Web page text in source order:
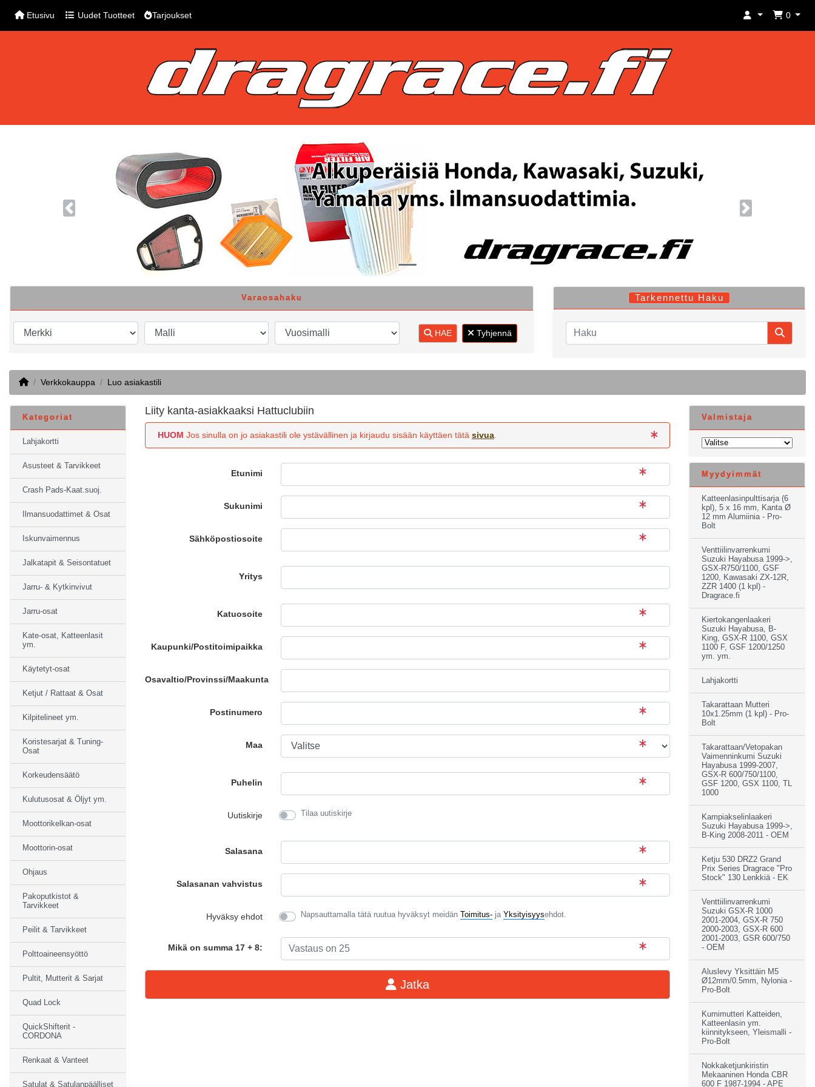
Etusivu Uudet Tuotteet Tarjoukset 0
Previous Next
Varaosahaku
HAE Tyhjennä
Tarkennettu Haku
HomeVerkkokauppa Luo asiakastili
Liity kanta-asiakkaaksi Hattuclubiin
HUOM Jos sinulla on jo asiakastili ole ystävällinen ja kirjaudu sisään käyttäen tätä sivua
Etunimi
Sukunimi
Sähköpostiosoite
Yritys
Katuosoite
Kaupunki/Postitoimipaikka
Osavaltio/Provinssi/Maakunta
Postinumero
Maa
Puhelin
Uutiskirje Tilaa uutiskirje
Salasana
Salasanan vahvistus
Hyväksy ehdot Napsauttamalla tätä ruutua hyväksyt meidän Toimitus- ja Yksityisyysehdot.
Mikä on summa 17 + 8:
Jatka
Kategoriat
Lahjakortti
Asusteet & Tarvikkeet
Crash Pads-Kaat.suoj.
Ilmansuodattimet & Osat
Iskunvaimennus
Jalkatapit & Seisontatuet
Jarru- & Kytkinvivut
Jarru-osat
Kate-osat, Katteenlasit
ym.
Käytetyt-osat
Ketjut / Rattaat & Osat
Kilpitelineet ym.
Koristesarjat & Tuning-
Osat
Korkeudensäätö
Kulutusosat & Öljyt ym.
Moottorikelkan-osat
Moottorin-osat
Ohjaus
Pakoputkistot &
Tarvikkeet
Peilit & Tarvikkeet
Polttoaineensyöttö
Pultit, Mutterit & Sarjat
Quad Lock
QuickShifterit -
CORDONA
Renkaat & Vanteet
Satulat & Satulanpäälliset
Valmistaja
Myydyimmät
Katteenlasinpulttisarja (6
kpl), 5 x 16 mm, Kanta Ø
12 mm Alumiinia - Pro-
Bolt
Venttiilinvarrenkumi
Suzuki Hayabusa 1999->,
GSX-R750/1100, GSF
1200, Kawasaki ZX-12R,
ZZR 1400 (1 kpl) -
Dragrace.fi
Kiertokangenlaakeri
Suzuki Hayabusa, B-
King, GSX-R 1100, GSX
1100 F, GSF 1200/1250
ym. ym.
Lahjakortti
Takarattaan Mutteri
10x1.25mm (1 kpl) - Pro-
Bolt
Takarattaan/Vetopakan
Vaimenninkumi Suzuki
Hayabusa 1999-2007,
GSX-R 600/750/1100,
GSF 1200, GSX 1100, TL
1000
Kampiakselinlaakeri
Suzuki Hayabusa 1999->,
B-King 2008-2011 - OEM
Ketju 530 DRZ2 Grand
Prix Series Dragrace "Pro
Stock" 130 Lenkkiä - EK
Venttiilinvarrenkumi
Suzuki GSX-R 1000
2001-2004, GSX-R 750
2000-2003, GSX-R 600
2001-2003, GSR 600/750
- OEM
Aluslevy Yksittäin M5
Ø12mm/0.5mm, Nylonia -
Pro-Bolt
Kumimutteri Katteiden,
Katteenlasin ym.
kiinnitykseen, Yleismalli -
Pro-Bolt
Nokkaketjunkiristin
Mekaaninen Honda CBR
600 F 1987-1994 - APE